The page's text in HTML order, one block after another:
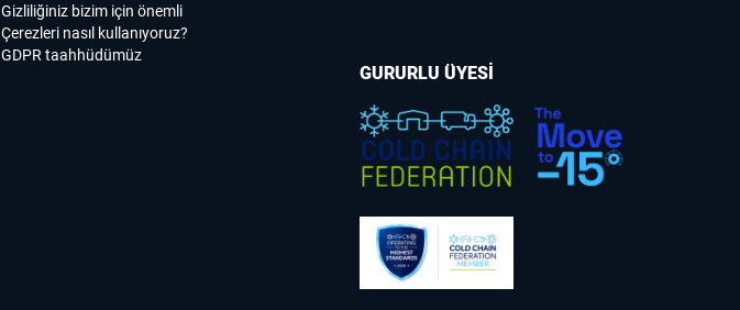
Gizliliğiniz bizim için önemli
Çerezleri nasıl kullanıyoruz?
GDPR taahhüdümüz
GURURLU ÜYESİ